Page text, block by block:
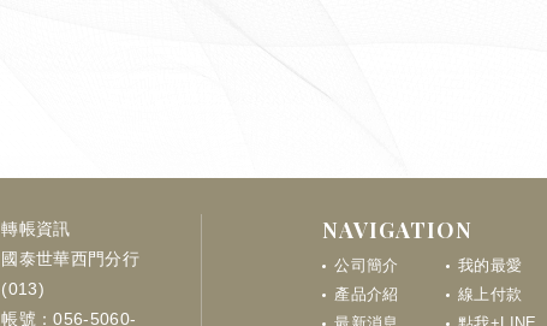
轉帳資訊
國泰世華西門分行
(013)
帳號：056-5060-
NAVIGATION
公司簡介
產品介紹
我的最愛
線上付款